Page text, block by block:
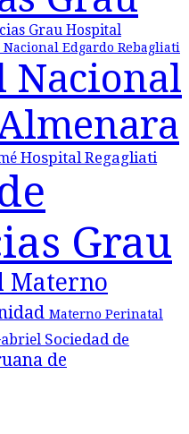
Grau Hospital
Edgardo Rebagliati
Nacional
Hospital Regagliati
Grau
Materno
Materno Perinatal
Sociedad de
de